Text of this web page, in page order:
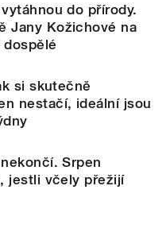
do přírody.
Jany Kožichové na
si skutečně
nestačí, ideální jsou
Srpen
jestli včely přežijí